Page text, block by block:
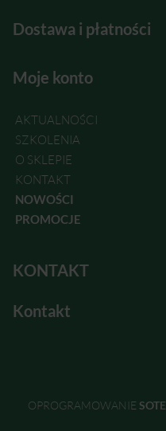
Dostawa i płatności
Moje konto
AKTUALNOŚCI
SZKOLENIA
O SKLEPIE
KONTAKT
NOWOŚCI
PROMOCJE
KONTAKT
Kontakt
OPROGRAMOWANIE SOTE